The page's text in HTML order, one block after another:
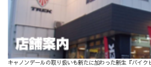
キャノンデールの取り扱いも新たに加わった新生『バイク